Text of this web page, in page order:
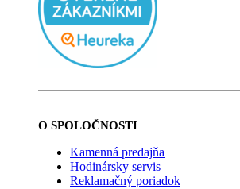
O SPOLOČNOSTI
Kamenná predajňa
Hodinársky servis
Reklamačný poriadok